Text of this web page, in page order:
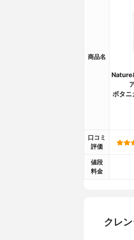
商品名
ボタニ
口コミ
評価
値段
料金
クレ